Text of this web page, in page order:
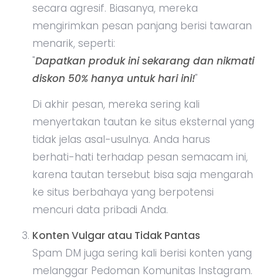
secara agresif. Biasanya, mereka
mengirimkan pesan panjang berisi tawaran
menarik, seperti:
"Dapatkan produk ini sekarang dan nikmati
diskon 50% hanya untuk hari ini!"
Di akhir pesan, mereka sering kali
menyertakan tautan ke situs eksternal yang
tidak jelas asal-usulnya. Anda harus
berhati-hati terhadap pesan semacam ini,
karena tautan tersebut bisa saja mengarah
ke situs berbahaya yang berpotensi
mencuri data pribadi Anda.
Konten Vulgar atau Tidak Pantas
Spam DM juga sering kali berisi konten yang
melanggar Pedoman Komunitas Instagram.